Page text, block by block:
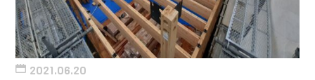
2021.06.20